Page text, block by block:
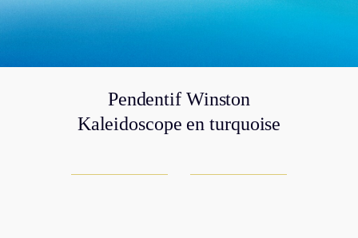
Pendentif Winston
Kaleidoscope en turquoise